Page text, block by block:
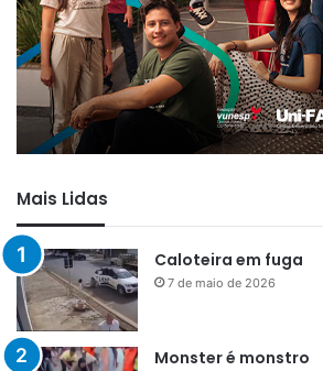
Mais Lidas
Caloteira em fuga
7 de maio de 2026
Monster é monstro